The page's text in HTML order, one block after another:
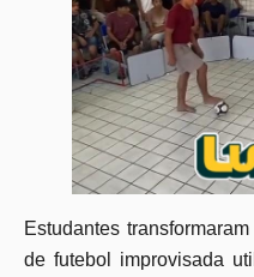
Estudantes
de futebol improvisada